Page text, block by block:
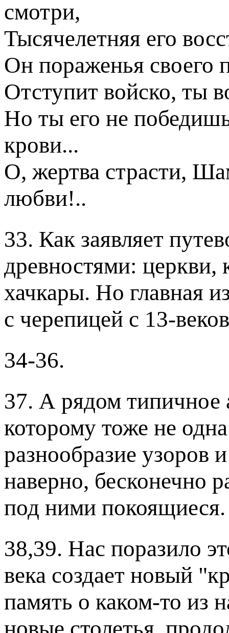
смотри,
Тысячелетняя его
Он пораженья своего
Отступит войско, ты
Но ты его не
крови...
О, жертва страсти,
любви!..
33. Как заявляет
древностями: церкви,
хачкары. Но главная
с черепицей с 13-
34-36.
37. А рядом типичное
которому тоже не
разнообразие узоров
наверно, бесконечно
под ними покоящиеся.
38,39. Нас поразило
века создает новый
память о каком-то из